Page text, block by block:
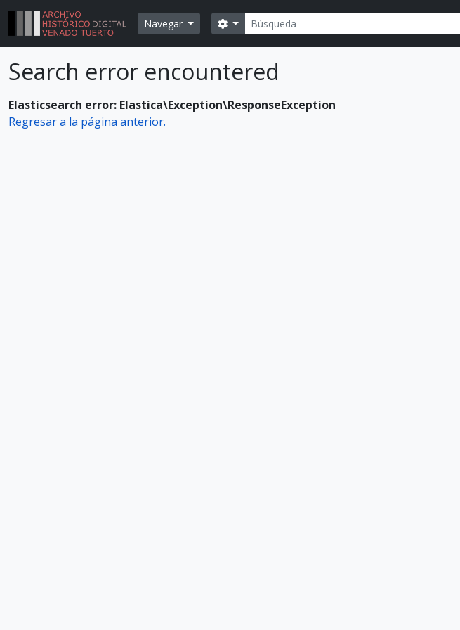
Skip to main content
Navegar
Búsqueda
Search options
Search error encountered
Elasticsearch error: Elastica\Exception\ResponseException
Regresar a la página anterior.